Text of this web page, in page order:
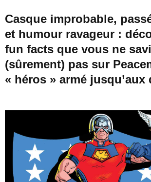
Casque improbable,
et humour ravageur :
fun facts que vous ne
(sûrement) pas sur
« héros » armé jusqu’aux